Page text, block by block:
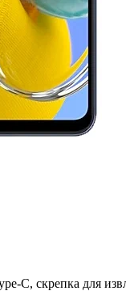
C, скрепка для